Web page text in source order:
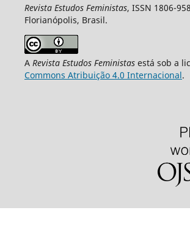
Revista Estudos Feministas, ISSN 1806-
Florianópolis, Brasil.
A Revista Estudos Feministasestá sob a
Commons Atribuição 4.0 Internacional.